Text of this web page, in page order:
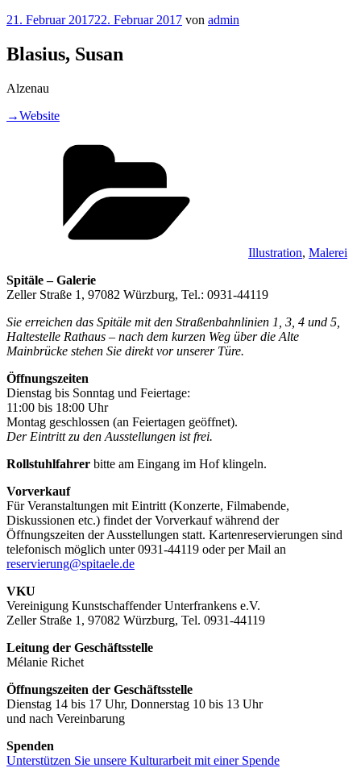
Veröffentlicht
21. Februar 201722. Februar 2017 von admin
Blasius, Susan
Alzenau
→Website
Illustration, Malerei
Spitäle – Galerie
Zeller Straße 1, 97082 Würzburg, Tel.: 0931-44119
Sie erreichen das Spitäle mit den Straßenbahnlinien 1, 3, 4 und 5,
Haltestelle Rathaus – nach dem kurzen Weg über die Alte
Mainbrücke stehen Sie direkt vor unserer Türe.
Öffnungszeiten
Dienstag bis Sonntag und Feiertage:
11:00 bis 18:00 Uhr
Montag geschlossen (an Feiertagen geöffnet).
Der Eintritt zu den Ausstellungen ist frei.
Rollstuhlfahrer bitte am Eingang im Hof klingeln.
Vorverkauf
Für Veranstaltungen mit Eintritt (Konzerte, Filmabende,
Diskussionen etc.) findet der Vorverkauf während der
Öffnungszeiten der Ausstellungen statt. Kartenreservierungen sind
telefonisch möglich unter 0931-44119 oder per Mail an
reservierung@spitaele.de
VKU
Vereinigung Kunstschaffender Unterfrankens e.V.
Zeller Straße 1, 97082 Würzburg, Tel. 0931-44119
Leitung der Geschäftsstelle
Mélanie Richet
Öffnungszeiten der Geschäftsstelle
Dienstag 14 bis 17 Uhr, Donnerstag 10 bis 13 Uhr
und nach Vereinbarung
Spenden
Unterstützen Sie unsere Kulturarbeit mit einer Spende